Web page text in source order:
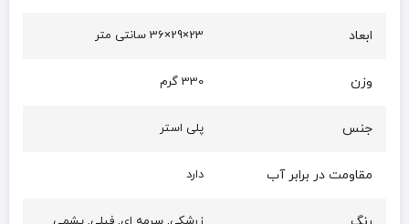
ابعاد 23×29×36 سانتی‌ متر
وزن 330 گرم
جنس پلی استر
مقاومت در برابر آب دارد